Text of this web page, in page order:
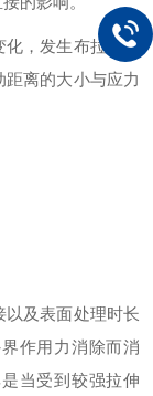
，发生布拉格衍
离的大小与应力
及表面处理时长
作用力消除而消
当受到较强拉伸